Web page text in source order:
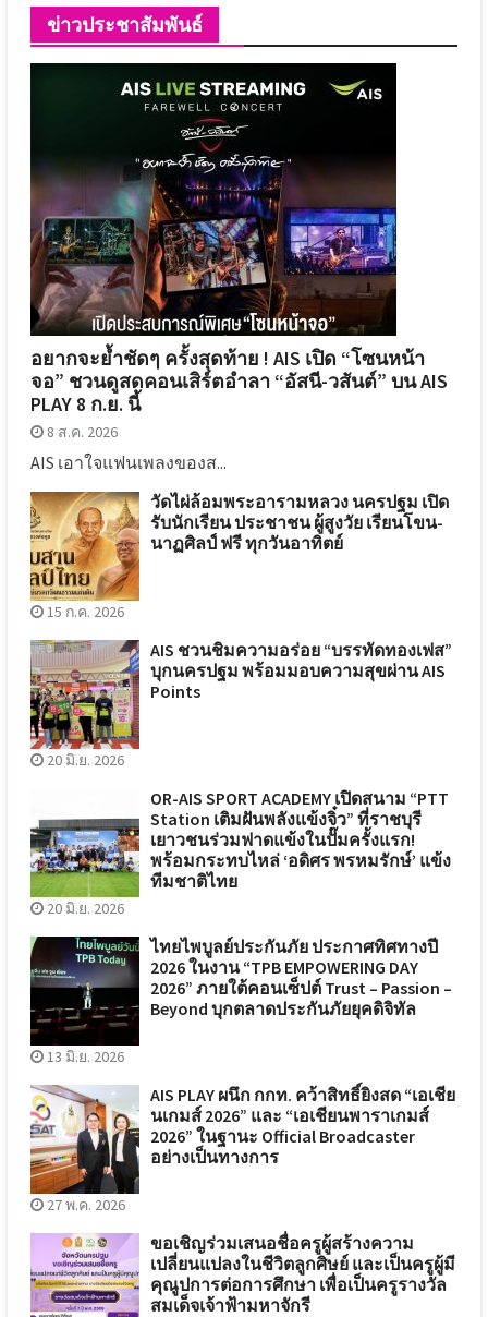
ข่าวประชาสัมพันธ์
อยากจะย้ำชัดๆ ครั้งสุดท้าย ! AIS เปิด “โซนหน้า
จอ” ชวนดูสดคอนเสิร์ตอำลา “อัสนี-วสันต์” บน AIS
PLAY 8 ก.ย. นี้
8 ส.ค. 2026
AIS เอาใจแฟนเพลงของส...
วัดไผ่ล้อมพระอารามหลวง นครปฐม เปิด
รับนักเรียน ประชาชน ผู้สูงวัย เรียนโขน-
นาฏศิลป์ ฟรี ทุกวันอาทิตย์
15 ก.ค. 2026
AIS ชวนชิมความอร่อย “บรรทัดทองเฟส”
บุกนครปฐม พร้อมมอบความสุขผ่าน AIS
Points
20 มิ.ย. 2026
OR-AIS SPORT ACADEMY เปิดสนาม “PTT
Station เติมฝันพลังแข้งจิ๋ว” ที่ราชบุรี
เยาวชนร่วมฟาดแข้งในปั๊มครั้งแรก!
พร้อมกระทบไหล่ ‘อดิศร พรหมรักษ์’ แข้ง
ทีมชาติไทย
20 มิ.ย. 2026
ไทยไพบูลย์ประกันภัย ประกาศทิศทางปี
2026 ในงาน “TPB EMPOWERING DAY
2026” ภายใต้คอนเซ็ปต์ Trust – Passion –
Beyond บุกตลาดประกันภัยยุคดิจิทัล
13 มิ.ย. 2026
AIS PLAY ผนึก กกท. คว้าสิทธิ์ยิงสด “เอเชีย
นเกมส์ 2026” และ “เอเชียนพาราเกมส์
2026” ในฐานะ Official Broadcaster
อย่างเป็นทางการ
27 พ.ค. 2026
ขอเชิญร่วมเสนอชื่อครูผู้สร้างความ
เปลี่ยนแปลงในชีวิตลูกศิษย์ และเป็นครูผู้มี
คุณูปการต่อการศึกษา เพื่อเป็นครูรางวัล
สมเด็จเจ้าฟ้ามหาจักรี